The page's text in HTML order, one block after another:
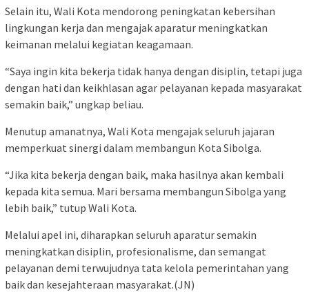
Selain itu, Wali Kota mendorong peningkatan kebersihan
lingkungan kerja dan mengajak aparatur meningkatkan
keimanan melalui kegiatan keagamaan.
“Saya ingin kita bekerja tidak hanya dengan disiplin, tetapi juga
dengan hati dan keikhlasan agar pelayanan kepada masyarakat
semakin baik,” ungkap beliau.
Menutup amanatnya, Wali Kota mengajak seluruh jajaran
memperkuat sinergi dalam membangun Kota Sibolga.
“Jika kita bekerja dengan baik, maka hasilnya akan kembali
kepada kita semua. Mari bersama membangun Sibolga yang
lebih baik,” tutup Wali Kota.
Melalui apel ini, diharapkan seluruh aparatur semakin
meningkatkan disiplin, profesionalisme, dan semangat
pelayanan demi terwujudnya tata kelola pemerintahan yang
baik dan kesejahteraan masyarakat.(JN)